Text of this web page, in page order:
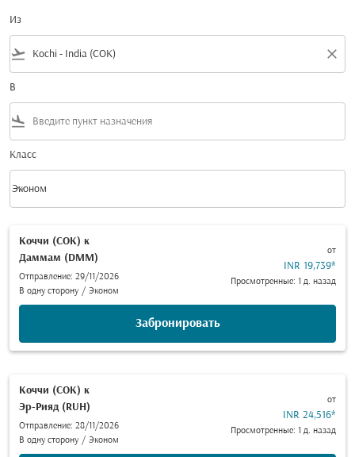
Из
flight_takeoff close
В
flight_land
Класс
Класс option Эконом Selected
Эконом
keyboard_arrow_down
Коччи (COK) к
Даммам (DMM)
Отправление: 29/11/2026
В одну сторону / Эконом
от
INR 19,739*
Просмотренные: 1 д. назад
Забронировать
Коччи (COK) к
Эр-Рияд (RUH)
Отправление: 28/11/2026
В одну сторону / Эконом
от
INR 24,516*
Просмотренные: 1 д. назад